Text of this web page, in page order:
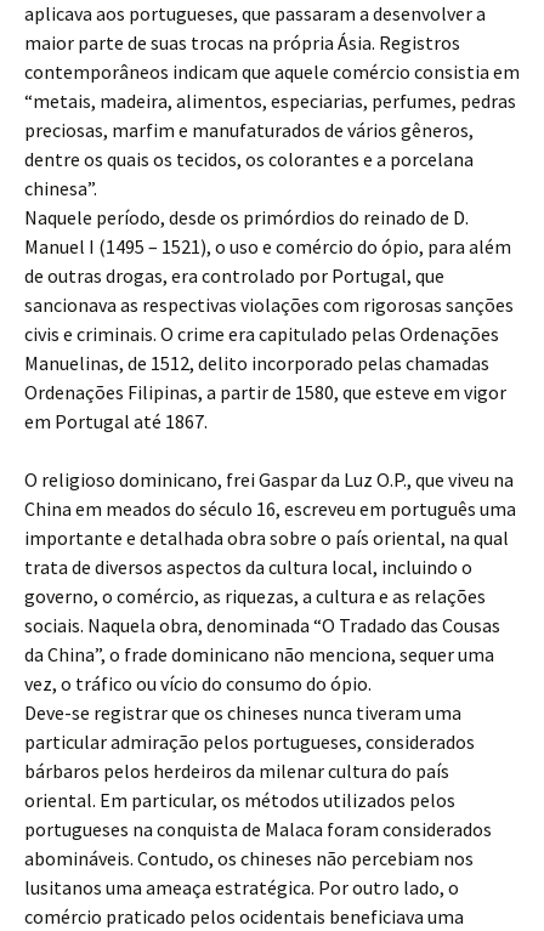
aplicava aos portugueses, que passaram a desenvolver a
maior parte de suas trocas na própria Ásia. Registros
contemporâneos indicam que aquele comércio consistia em
“metais, madeira, alimentos, especiarias, perfumes, pedras
preciosas, marfim e manufaturados de vários gêneros,
dentre os quais os tecidos, os colorantes e a porcelana
chinesa”.
Naquele período, desde os primórdios do reinado de D.
Manuel I (1495 – 1521), o uso e comércio do ópio, para além
de outras drogas, era controlado por Portugal, que
sancionava as respectivas violações com rigorosas sanções
civis e criminais. O crime era capitulado pelas Ordenações
Manuelinas, de 1512, delito incorporado pelas chamadas
Ordenações Filipinas, a partir de 1580, que esteve em vigor
em Portugal até 1867.
O religioso dominicano, frei Gaspar da Luz O.P., que viveu na
China em meados do século 16, escreveu em português uma
importante e detalhada obra sobre o país oriental, na qual
trata de diversos aspectos da cultura local, incluindo o
governo, o comércio, as riquezas, a cultura e as relações
sociais. Naquela obra, denominada “O Tradado das Cousas
da China”, o frade dominicano não menciona, sequer uma
vez, o tráfico ou vício do consumo do ópio.
Deve-se registrar que os chineses nunca tiveram uma
particular admiração pelos portugueses, considerados
bárbaros pelos herdeiros da milenar cultura do país
oriental. Em particular, os métodos utilizados pelos
portugueses na conquista de Malaca foram considerados
abomináveis. Contudo, os chineses não percebiam nos
lusitanos uma ameaça estratégica. Por outro lado, o
comércio praticado pelos ocidentais beneficiava uma